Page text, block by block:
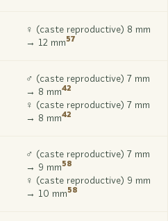
♀ (caste reproductive) 8 mm
→ 12 mm57
♂ (caste reproductive) 7 mm
→ 8 mm42
♀ (caste reproductive) 7 mm
→ 8 mm42
♂ (caste reproductive) 7 mm
→ 9 mm58
♀ (caste reproductive) 9 mm
→ 10 mm58